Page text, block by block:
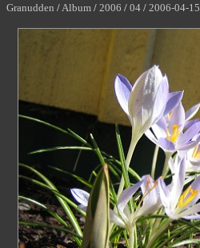
Granudden /Album / 2006 / 04 / 2006-04-15